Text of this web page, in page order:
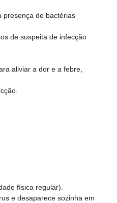
presença de bactérias
de suspeita de infecção
aliviar a dor e a febre,
física regular).
e desaparece sozinha em